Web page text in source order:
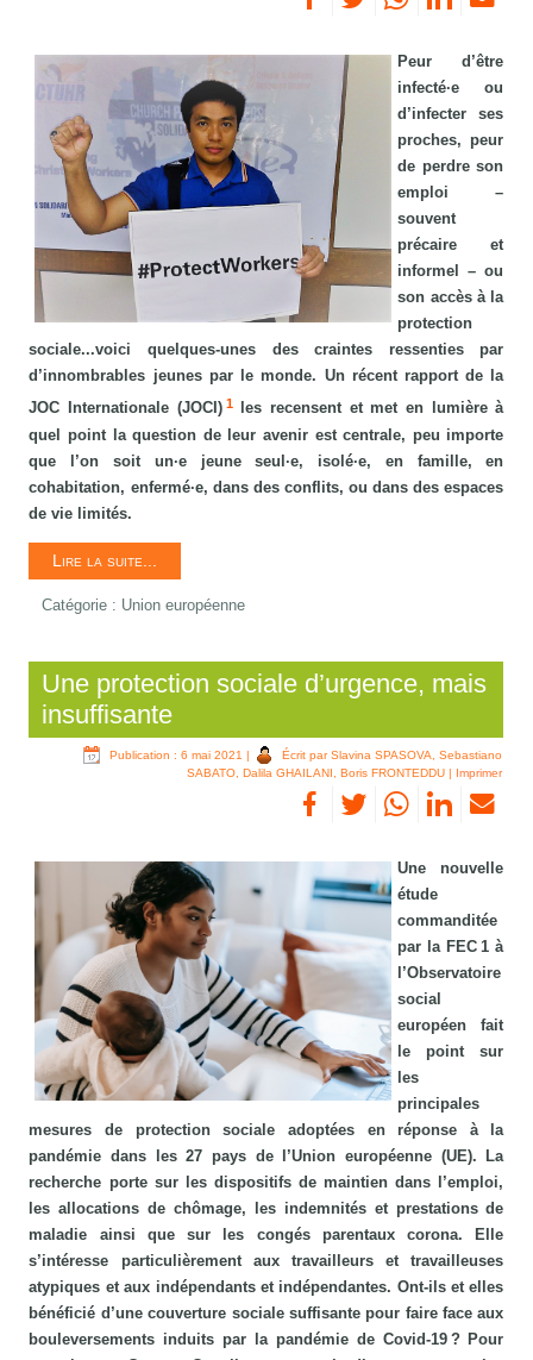
Peur d’être
infecté·e ou
d’infecter ses
proches, peur
de perdre son
emploi –
souvent
précaire et
informel – ou
son accès à la
protection
sociale...voici quelques-unes des craintes ressenties par
d’innombrables jeunes par le monde. Un récent rapport de la
JOC Internationale (JOCI) 1
les recensent et met en lumière à
quel point la question de leur avenir est centrale, peu importe
que l’on soit un·e jeune seul·e, isolé·e, en famille, en
cohabitation, enfermé·e, dans des conflits, ou dans des espaces
de vie limités.
Lire la suite...
Catégorie : Union européenne
Une protection sociale d’urgence, mais
insuffisante
Publication : 6 mai 2021 |
Écrit par Slavina SPASOVA, Sebastiano
SABATO, Dalila GHAILANI, Boris FRONTEDDU
Imprimer
Une nouvelle
étude
commanditée
par la FEC 1 à
l’Observatoire
social
européen fait
le point sur
les
principales
mesures de protection sociale adoptées en réponse à la
pandémie dans les 27 pays de l’Union européenne (UE). La
recherche porte sur les dispositifs de maintien dans l’emploi,
les allocations de chômage, les indemnités et prestations de
maladie ainsi que sur les congés parentaux corona. Elle
s’intéresse particulièrement aux travailleurs et travailleuses
atypiques et aux indépendants et indépendantes. Ont-ils et elles
bénéficié d’une couverture sociale suffisante pour faire face aux
bouleversements induits par la pandémie de Covid-19 ? Pour